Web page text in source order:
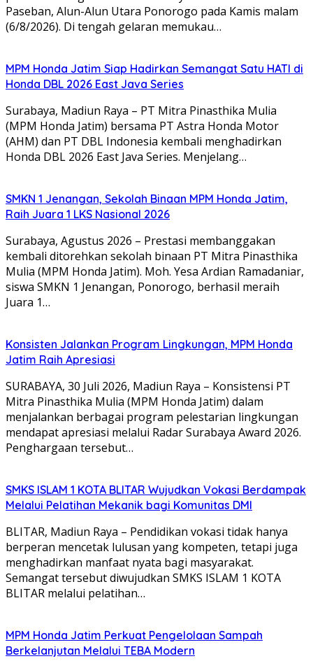
Paseban, Alun-Alun Utara Ponorogo pada Kamis malam
(6/8/2026). Di tengah gelaran memukau…
MPM Honda Jatim Siap Hadirkan Semangat Satu HATI di
Honda DBL 2026 East Java Series
Surabaya, Madiun Raya – PT Mitra Pinasthika Mulia
(MPM Honda Jatim) bersama PT Astra Honda Motor
(AHM) dan PT DBL Indonesia kembali menghadirkan
Honda DBL 2026 East Java Series. Menjelang…
SMKN 1 Jenangan, Sekolah Binaan MPM Honda Jatim,
Raih Juara 1 LKS Nasional 2026
Surabaya, Agustus 2026 – Prestasi membanggakan
kembali ditorehkan sekolah binaan PT Mitra Pinasthika
Mulia (MPM Honda Jatim). Moh. Yesa Ardian Ramadaniar,
siswa SMKN 1 Jenangan, Ponorogo, berhasil meraih
Juara 1…
Konsisten Jalankan Program Lingkungan, MPM Honda
Jatim Raih Apresiasi
SURABAYA, 30 Juli 2026, Madiun Raya – Konsistensi PT
Mitra Pinasthika Mulia (MPM Honda Jatim) dalam
menjalankan berbagai program pelestarian lingkungan
mendapat apresiasi melalui Radar Surabaya Award 2026.
Penghargaan tersebut…
SMKS ISLAM 1 KOTA BLITAR Wujudkan Vokasi Berdampak
Melalui Pelatihan Mekanik bagi Komunitas DMI
BLITAR, Madiun Raya – Pendidikan vokasi tidak hanya
berperan mencetak lulusan yang kompeten, tetapi juga
menghadirkan manfaat nyata bagi masyarakat.
Semangat tersebut diwujudkan SMKS ISLAM 1 KOTA
BLITAR melalui pelatihan…
MPM Honda Jatim Perkuat Pengelolaan Sampah
Berkelanjutan Melalui TEBA Modern